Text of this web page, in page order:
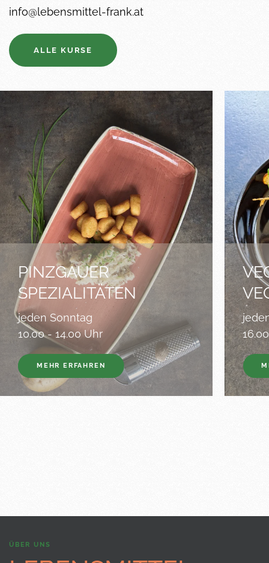
info@lebensmittel-frank.at
ALLE KURSE
PINZGAUER
SPEZIALITÄTEN
jeden Sonntag
10.00 - 14.00 Uhr
MEHR ERFAHREN
ÜBER UNS